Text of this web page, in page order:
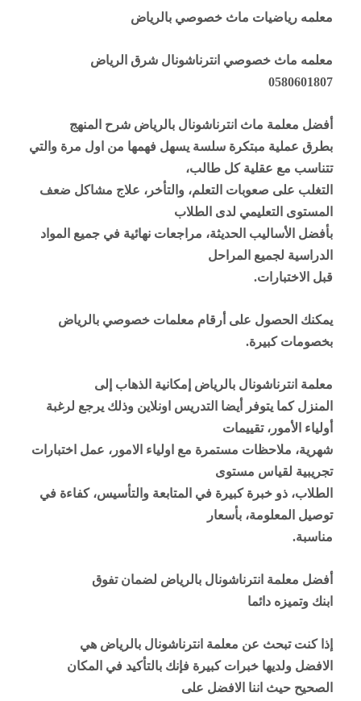
معلمه رياضيات ماث خصوصي بالرياض
معلمه ماث خصوصي انترناشونال شرق الرياض
0580601807
أفضل معلمة ماث انترناشونال بالرياض شرح المنهج
بطرق عملية مبتكرة سلسة يسهل فهمها من اول مرة والتي
تتناسب مع عقلية كل طالب،
التغلب على صعوبات التعلم، والتأخر، علاج مشاكل ضعف
المستوى التعليمي لدى الطلاب
بأفضل الأساليب الحديثة، مراجعات نهائية في جميع المواد
الدراسية لجميع المراحل
قبل الاختبارات.
يمكنك الحصول على أرقام معلمات خصوصي بالرياض
بخصومات كبيرة.
معلمة انترناشونال بالرياض إمكانية الذهاب إلى
المنزل كما يتوفر أيضا التدريس اونلاين وذلك يرجع لرغبة
أولياء الأمور، تقييمات
شهرية، ملاحظات مستمرة مع اولياء الامور، عمل اختبارات
تجريبية لقياس مستوى
الطلاب، ذو خبرة كبيرة في المتابعة والتأسيس، كفاءة في
توصيل المعلومة، بأسعار
مناسبة.
أفضل معلمة انترناشونال بالرياض لضمان تفوق
ابنك وتميزه دائما
إذا كنت تبحث عن معلمة انترناشونال بالرياض هي
الافضل ولديها خبرات كبيرة فإنك بالتأكيد في المكان
الصحيح حيث اننا الافضل على